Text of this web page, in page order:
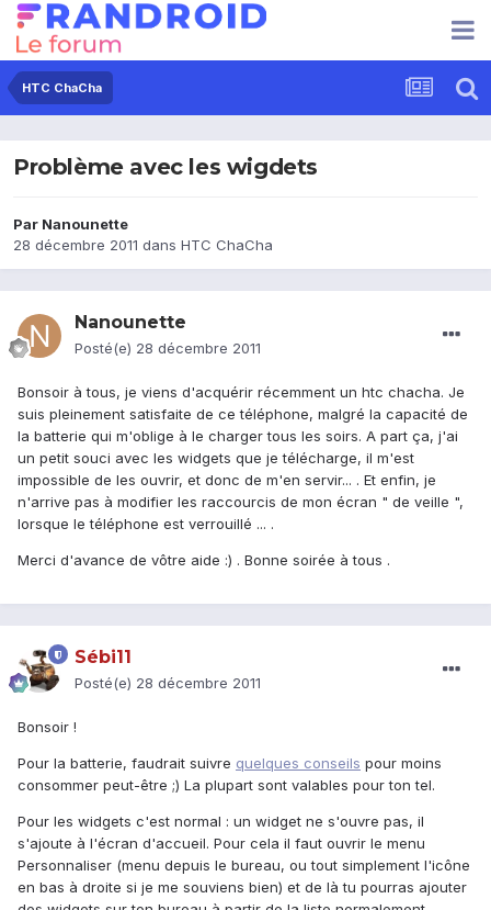
HTC ChaCha
Problème avec les wigdets
Par Nanounette
28 décembre 2011 dans HTC ChaCha
Nanounette
Posté(e) 28 décembre 2011
Bonsoir à tous, je viens d'acquérir récemment un htc chacha. Je
suis pleinement satisfaite de ce téléphone, malgré la capacité de
la batterie qui m'oblige à le charger tous les soirs. A part ça, j'ai
un petit souci avec les widgets que je télécharge, il m'est
impossible de les ouvrir, et donc de m'en servir... . Et enfin, je
n'arrive pas à modifier les raccourcis de mon écran " de veille ",
lorsque le téléphone est verrouillé ... .
Merci d'avance de vôtre aide :) . Bonne soirée à tous .
Sébi11
Posté(e) 28 décembre 2011
Bonsoir !
Pour la batterie, faudrait suivre quelques conseils pour moins
consommer peut-être ;) La plupart sont valables pour ton tel.
Pour les widgets c'est normal : un widget ne s'ouvre pas, il
s'ajoute à l'écran d'accueil. Pour cela il faut ouvrir le menu
Personnaliser (menu depuis le bureau, ou tout simplement l'icône
en bas à droite si je me souviens bien) et de là tu pourras ajouter